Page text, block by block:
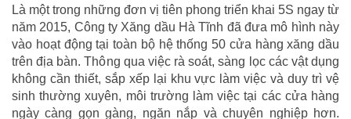
Là một trong những đơn vị tiên phong triển khai 5S ngay từ
năm 2015, Công ty Xăng dầu Hà Tĩnh đã đưa mô hình này
vào hoạt động tại toàn bộ hệ thống 50 cửa hàng xăng dầu
trên địa bàn. Thông qua việc rà soát, sàng lọc các vật dụng
không cần thiết, sắp xếp lại khu vực làm việc và duy trì vệ
sinh thường xuyên, môi trường làm việc tại các cửa hàng
ngày càng gọn gàng, ngăn nắp và chuyên nghiệp hơn.